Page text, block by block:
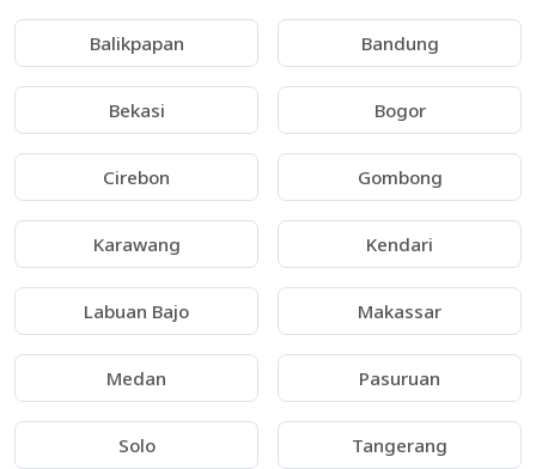
Balikpapan Bandung
Bekasi Bogor
Cirebon Gombong
Karawang Kendari
Labuan Bajo Makassar
Medan Pasuruan
Solo Tangerang